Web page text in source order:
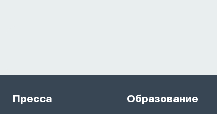
Пресса Образование